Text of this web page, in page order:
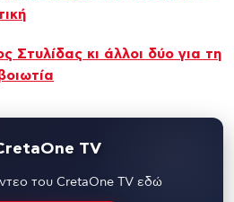
Στυλίδας κι άλλοι δύο για τη
TV
του CretaOne TV εδώ